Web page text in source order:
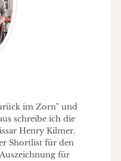
im Zorn" und
schreibe ich die
Henry Kilmer.
Shortlist für den
für